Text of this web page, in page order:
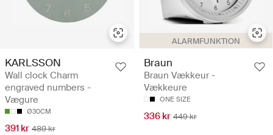
KARLSSON
Wall clock Charm
engraved numbers -
Vægure
Ø30CM
391 kr 489 kr
ALARMFUNKTION
Braun
Braun Vækkeur -
Vækkeure
ONE SIZE
336 kr 449 kr